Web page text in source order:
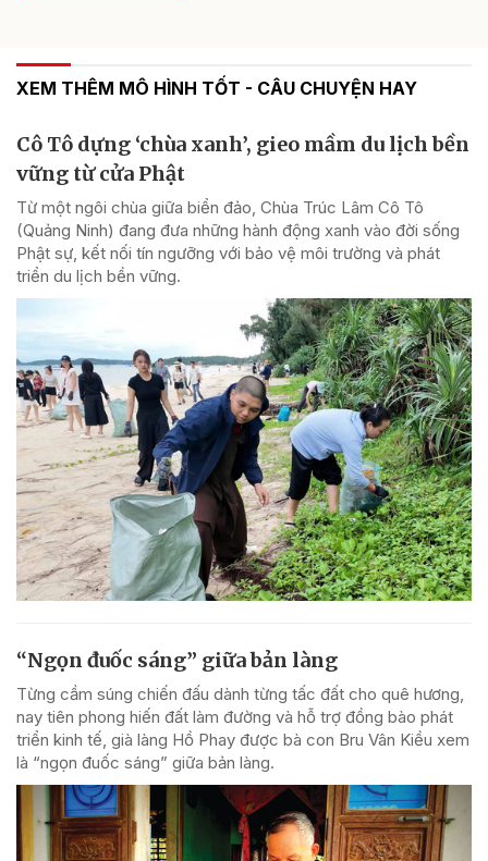
XEM THÊM MÔ HÌNH TỐT - CÂU CHUYỆN HAY
Cô Tô dựng ‘chùa xanh’, gieo mầm du lịch bền
vững từ cửa Phật
Từ một ngôi chùa giữa biển đảo, Chùa Trúc Lâm Cô Tô
(Quảng Ninh) đang đưa những hành động xanh vào đời sống
Phật sự, kết nối tín ngưỡng với bảo vệ môi trường và phát
triển du lịch bền vững.
“Ngọn đuốc sáng” giữa bản làng
Từng cầm súng chiến đấu dành từng tấc đất cho quê hương,
nay tiên phong hiến đất làm đường và hỗ trợ đồng bào phát
triển kinh tế, già làng Hồ Phay được bà con Bru Vân Kiều xem
là “ngọn đuốc sáng” giữa bản làng.